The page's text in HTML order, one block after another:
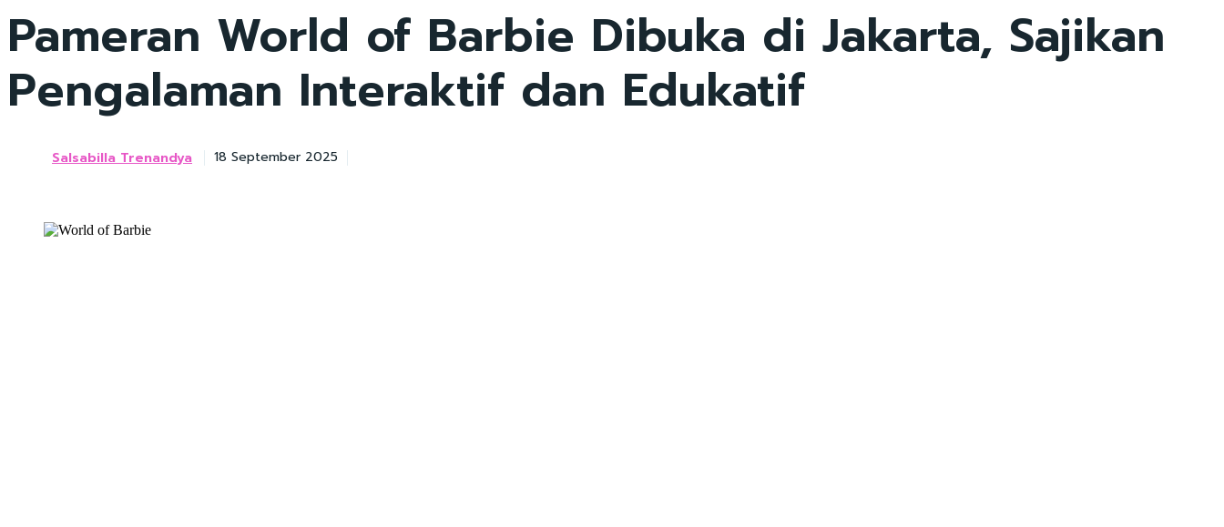
Pameran World of Barbie Dibuka di Jakarta, Sajikan
Pengalaman Interaktif dan Edukatif
Salsabilla Trenandya 18 September 2025